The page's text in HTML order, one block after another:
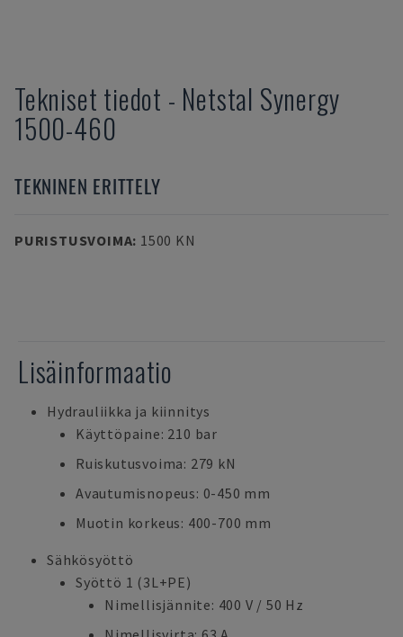
Tekniset tiedot - Netstal Synergy
1500-460
TEKNINEN ERITTELY
PURISTUSVOIMA: 1500 KN
Lisäinformaatio
Hydrauliikka ja kiinnitys
Käyttöpaine: 210 bar
Ruiskutusvoima: 279 kN
Avautumisnopeus: 0-450 mm
Muotin korkeus: 400-700 mm
Sähkösyöttö
Syöttö 1 (3L+PE)
Nimellisjännite: 400 V / 50 Hz